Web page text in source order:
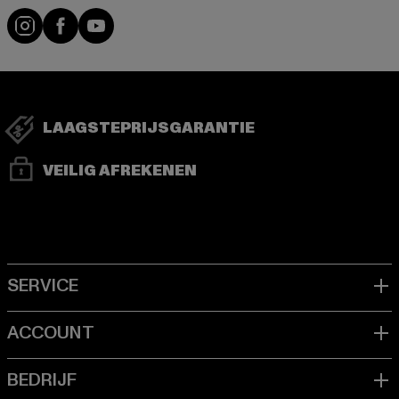
Visit our Instagram page:
Visit our Facebook page:
Visit our YouTube channel:
LAAGSTEPRIJSGARANTIE
VEILIG AFREKENEN